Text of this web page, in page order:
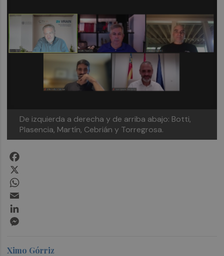
De izquierda a derecha y de arriba abajo: Botti,
Plasencia, Martín, Cebrián y Torregrosa.
Ximo Górriz